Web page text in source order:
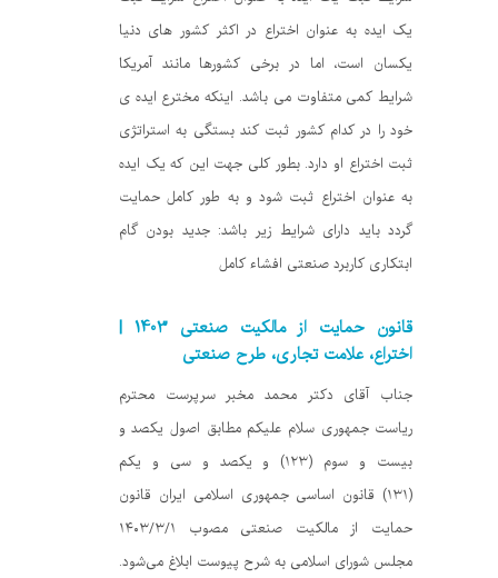
یک ایده به عنوان اختراع در اکثر کشور های دنیا
یکسان است، اما در برخی کشورها مانند آمریکا
شرایط کمی متفاوت می باشد. اینکه مخترع ایده ی
خود را در کدام کشور ثبت کند بستگی به استراتژی
ثبت اختراع او دارد. بطور کلی جهت این که یک ایده
به عنوان اختراع ثبت شود و به طور کامل حمایت
گردد باید دارای شرایط زیر باشد: جدید بودن گام
ابتکاری کاربرد صنعتی افشاء کامل
قانون حمایت از مالکیت صنعتی 1403 |
اختراع، علامت تجاری، طرح صنعتی
جناب آقای دکتر محمد مخبر سرپرست محترم
ریاست جمهوری سلام علیکم مطابق اصول یکصد و
بیست و سوم (۱۲۳) و یکصد و سی و یکم
(۱۳۱) قانون اساسی جمهوری اسلامی ایران قانون
حمایت از مالکیت صنعتی مصوب ۱۴۰۳/۳/۱
مجلس شورای اسلامی به شرح پیوست ابلاغ می‌شود.